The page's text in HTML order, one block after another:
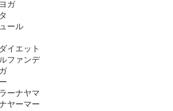
ガ
ール
ダイエット
ファンデ
ーナヤマ
ヤーマー